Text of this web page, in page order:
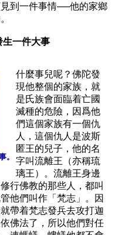
到一件事情──他的家鄉
一件大事
。
什麼事兒呢？佛陀發
現他整個的家族，就
是氏族會面臨着亡國
滅種的危險，因爲他
們這個家族有一個仇
人，這個仇人是波斯
匿王的兒子，他的名
字叫流離王（亦稱琉
璃王）。流離王身邊
行佛教的那些人，都叫
他們叫作「梵志」。因
帶着梵志發兵去攻打迦
佛法了，所以他們對任